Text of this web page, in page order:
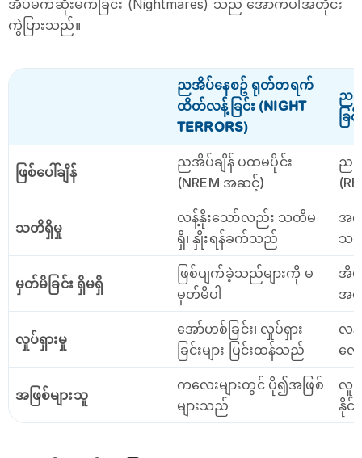
အိပ်မက်ဆိုးမက်ခြင်း (Nightmares) သည် အောက်ပါအတိုင်း
ကွဲပြားသည်။
ညအိပ်နေစဥ် ရုတ်တရက်
ထိတ်လန့်ခြင်း (NIGHT
TERRORS)
ည
ခြ
ဖြစ်‌ပေါ်ချိန်
ညအိပ်ချိန် ပထမပိုင်း
(NREM အဆင့်)
ညအိ
သတိရှိမှု
လန့်နိုးသော်လည်း သတိမ
ရှိ၊ နှိုးရန်ခက်သည်
အ
သ
မှတ်မိခြင်း ရှိမရှိ
ဖြစ်ပျက်ခဲ့သည်များကို မ
မှတ်မိပါ
အိ
အ
လှုပ်ရှားမှု
အော်ဟစ်ခြင်း၊ လှုပ်ရှား
ခြင်းများ ပြင်းထန်သည်
လန့်
လ
အဖြစ်များသူ
ကလေးများတွင် ပို၍အဖြစ်
များသည်
လူက
နို